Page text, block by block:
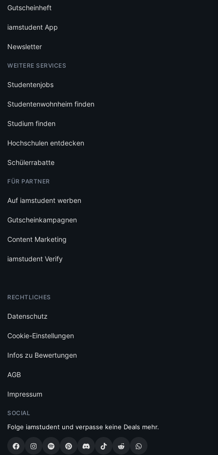
Gutscheinheft
iamstudent App
Newsletter
WEITERE SERVICES
Studentenjobs
Studentenwohnheim finden
Studium finden
Hochschulen entdecken
Schülerrabatte
FÜR PARTNER
Auf iamstudent werben
Gutscheinkampagnen
Content Marketing
iamstudent Verify
RECHTLICHES
Datenschutz
Cookie-Einstellungen
Infos zu Bewertungen
AGB
Impressum
SOCIAL
Folge iamstudent und verpasse keine Deals mehr.